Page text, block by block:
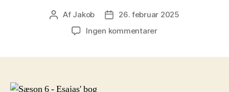
Indlægsforfatter
Af Jakob Indlægsdato
26. februar 2025
Ingen kommentarertil